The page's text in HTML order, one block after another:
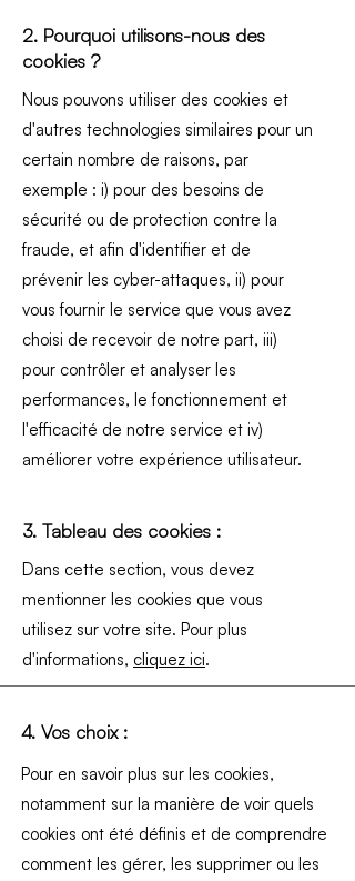
2. Pourquoi utilisons-nous des
cookies ?
Nous pouvons utiliser des cookies et
d'autres technologies similaires pour un
certain nombre de raisons, par
exemple : i) pour des besoins de
sécurité ou de protection contre la
fraude, et afin d'identifier et de
prévenir les cyber-attaques, ii) pour
vous fournir le service que vous avez
choisi de recevoir de notre part, iii)
pour contrôler et analyser les
performances, le fonctionnement et
l'efficacité de notre service et iv)
améliorer votre expérience utilisateur.
3. Tableau des cookies :
Dans cette section, vous devez
mentionner les cookies que vous
utilisez sur votre site. Pour plus
d'informations, cliquez ici.
4. Vos choix :
Pour en savoir plus sur les cookies,
notamment sur la manière de voir quels
cookies ont été définis et de comprendre
comment les gérer, les supprimer ou les